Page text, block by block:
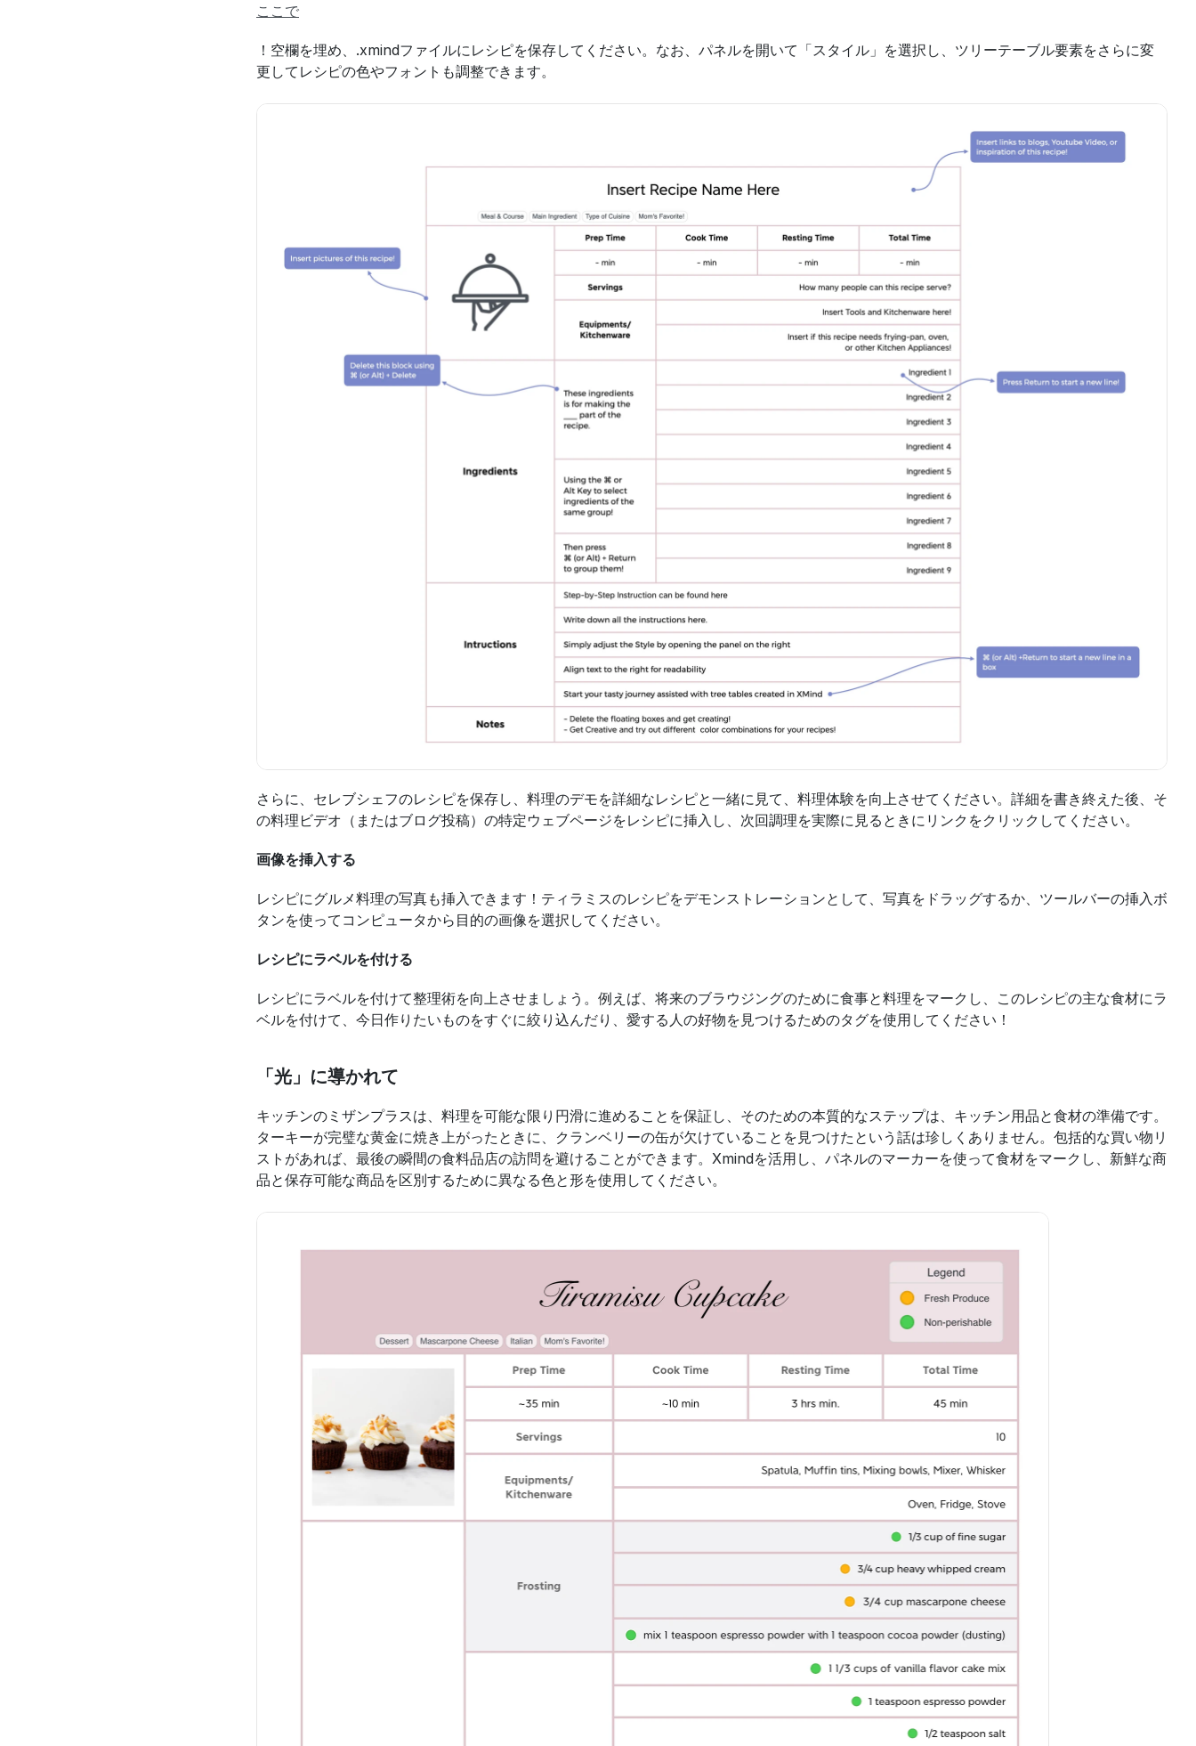
ここで
！空欄を埋め、.xmindファイルにレシピを保存してください。なお、パネルを開いて「スタイル」を選択し、ツリーテーブル要素をさらに変
更してレシピの色やフォントも調整できます。
さらに、セレブシェフのレシピを保存し、料理のデモを詳細なレシピと一緒に見て、料理体験を向上させてください。詳細を書き終えた後、そ
の料理ビデオ（またはブログ投稿）の特定ウェブページをレシピに挿入し、次回調理を実際に見るときにリンクをクリックしてください。
画像を挿入する
レシピにグルメ料理の写真も挿入できます！ティラミスのレシピをデモンストレーションとして、写真をドラッグするか、ツールバーの挿入ボ
タンを使ってコンピュータから目的の画像を選択してください。
レシピにラベルを付ける
レシピにラベルを付けて整理術を向上させましょう。例えば、将来のブラウジングのために食事と料理をマークし、このレシピの主な食材にラ
ベルを付けて、今日作りたいものをすぐに絞り込んだり、愛する人の好物を見つけるためのタグを使用してください！
「光」に導かれて
キッチンのミザンプラスは、料理を可能な限り円滑に進めることを保証し、そのための本質的なステップは、キッチン用品と食材の準備です。
ターキーが完璧な黄金に焼き上がったときに、クランベリーの缶が欠けていることを見つけたという話は珍しくありません。包括的な買い物リ
ストがあれば、最後の瞬間の食料品店の訪問を避けることができます。Xmindを活用し、パネルのマーカーを使って食材をマークし、新鮮な商
品と保存可能な商品を区別するために異なる色と形を使用してください。